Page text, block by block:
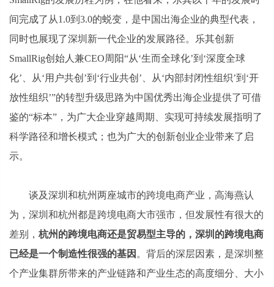
间完成了从1.0到3.0的蜕变，是中国出海企业的典型代表，
同时也展现了深圳新一代企业的发展路径。乐其创新
SmallRig创始人兼CEO周阳“从‘生而全球化’到‘深度全球
化’、从‘用户共创’到‘行业共创’、从‘内部封闭性组织’到‘开
放性组织’”的转型升级思路为中国优秀出海企业提供了可借
鉴的“标本”，为广大企业穿越周期、实现可持续发展指明了
科学路径和增长模式；也为广大的创新创业企业带来了启
示。
谈及深圳和杭州两座城市的跨境电商产业，高海燕认
为，深圳和杭州都是跨境电商大市强市，但发展性有很大的
差别， 杭州的跨境电商还是贸易型主导的，深圳的跨境电商
已经是一个制造性很强的基因 。背后的深层因素，是深圳整
个产业集群所带来的产业链路和产业生态的高度细分、大小